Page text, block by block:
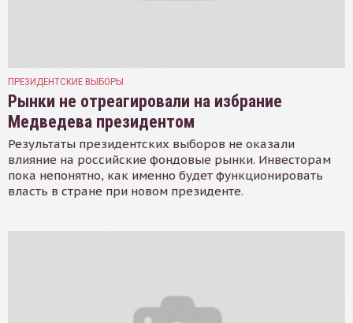
ПРЕЗИДЕНТСКИЕ ВЫБОРЫ
Рынки не отреагировали на избрание
Медведева президентом
Результаты президентских выборов не оказали
влияние на российские фондовые рынки. Инвесторам
пока непонятно, как именно будет функционировать
власть в стране при новом президенте.